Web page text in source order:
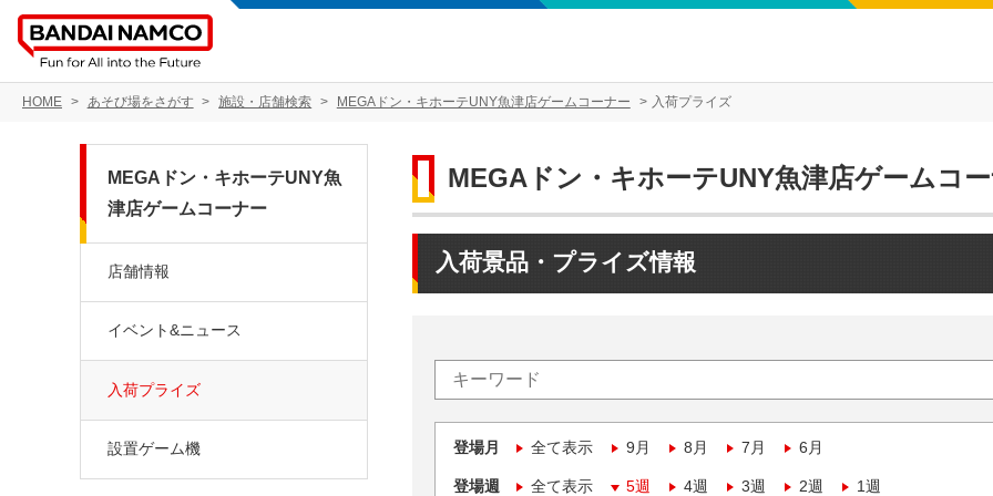
HOME あそび場をさがす 施設・店舗検索 MEGAドン・キホーテUNY魚津店ゲームコーナー 入荷プライズ
MEGAドン・キホーテUNY魚津店ゲームコ
入荷景品・プライズ情報
登場月 全て表示 9月 8月 7月 6月
登場週 全て表示 5週 4週 3週 2週 1週
MEGAドン・キホーテUNY魚
津店ゲームコーナー
店舗情報
イベント&ニュース
入荷プライズ
設置ゲーム機